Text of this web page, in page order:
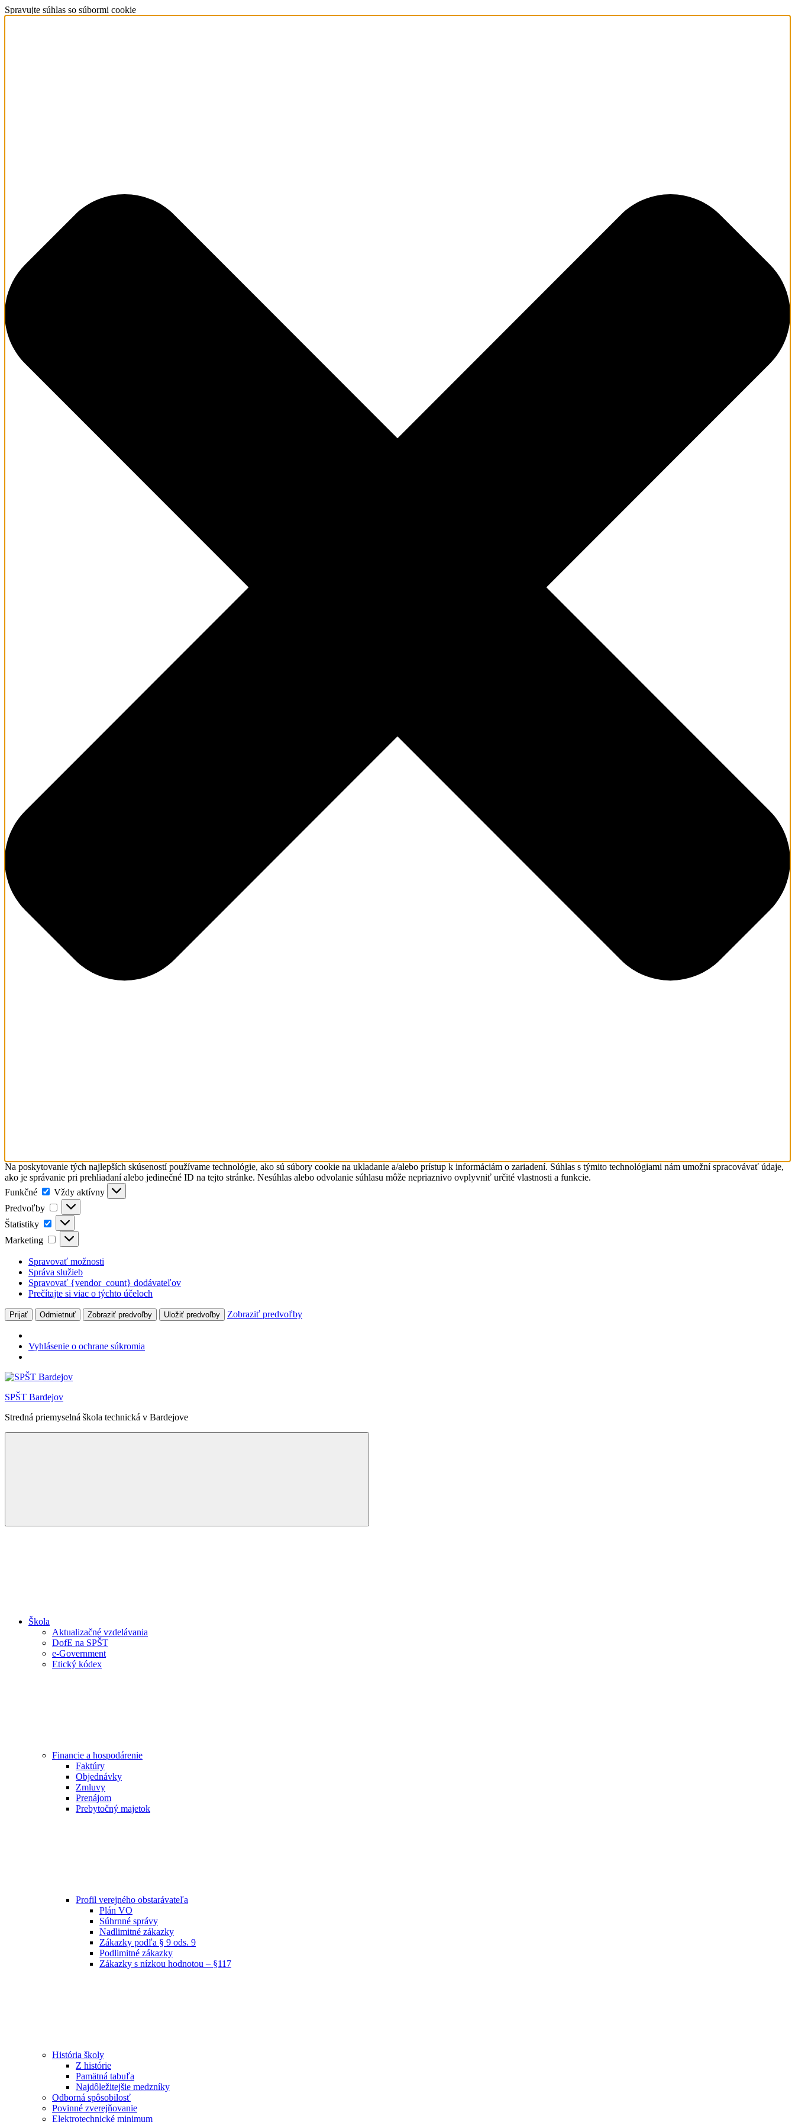
Spravujte súhlas so súbormi cookie
Na poskytovanie tých najlepších skúseností používame technológie, ako sú súbory cookie na ukladanie a/alebo prístup k informáciám o zariadení. Súhlas s týmito technológiami nám umožní spracovávať údaje,
ako je správanie pri prehliadaní alebo jedinečné ID na tejto stránke. Nesúhlas alebo odvolanie súhlasu môže nepriaznivo ovplyvniť určité vlastnosti a funkcie.
Funkčné
Funkčné
Vždy aktívny
Predvoľby
Predvoľby
Štatistiky Štatistiky
Marketing Marketing
Spravovať možnosti
Správa služieb
Spravovať {vendor_count} dodávateľov
Prečítajte si viac o týchto účeloch
Prijať Odmietnuť Zobraziť predvoľby Uložiť predvoľby Zobraziť predvoľby
Vyhlásenie o ochrane súkromia
Skip
content
SPŠT Bardejov
Stredná priemyselná škola technická v Bardejove
Menu
Škola
Aktualizačné vzdelávania
DofE na SPŠT
e-Government
Etický kódex
Financie a hospodárenie
Faktúry
Objednávky
Zmluvy
Prenájom
Prebytočný majetok
Profil verejného obstarávateľa
Plán VO
Súhrnné správy
Nadlimitné zákazky
Zákazky podľa § 9 ods. 9
Podlimitné zákazky
Zákazky s nízkou hodnotou – §117
História školy
Z histórie
Pamätná tabuľa
Najdôležitejšie medzníky
Odborná spôsobilosť
Povinné zverejňovanie
Elektrotechnické minimum